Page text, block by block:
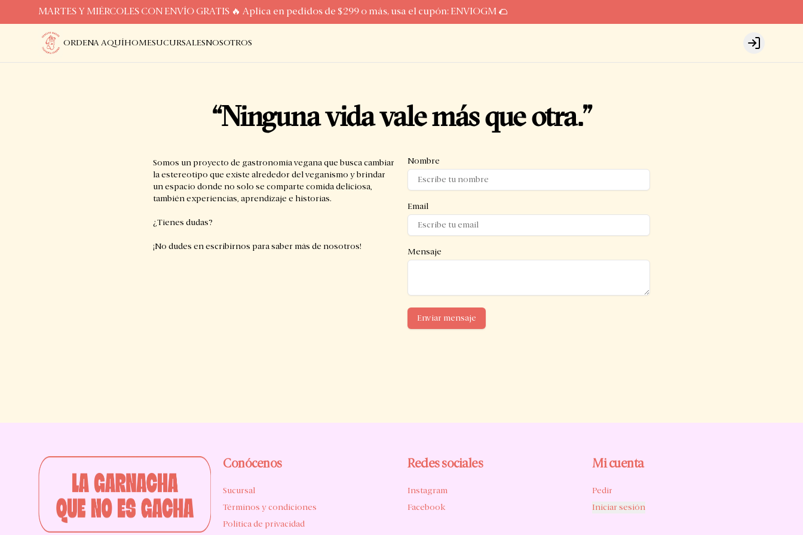
MARTES Y MIÉRCOLES CON ENVÍO GRATIS 🔥 Aplica en pedidos de $299 o más, usa el cupón: ENVIOGM 🌮
ORDENA AQUÍHOMESUCURSALESNOSOTROS
Login
“Ninguna vida vale más que otra.”
Somos un proyecto de gastronomía vegana que busca cambiar
la estereotipo que existe alrededor del veganismo y brindar
un espacio donde no solo se comparte comida deliciosa,
también experiencias, aprendizaje e historias.
¿Tienes dudas?
¡No dudes en escribirnos para saber más de nosotros!
Nombre
Email
Mensaje
Enviar mensaje
Conócenos
Sucursal
Términos y condiciones
Política de privacidad
Redes sociales
Instagram
Facebook
Mi cuenta
Pedir
Iniciar sesión